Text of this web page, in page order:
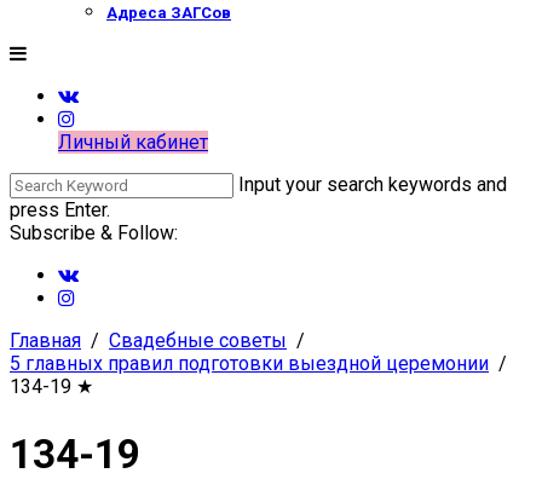
Адреса ЗАГСов
Личный кабинет
Input your search keywords and
press Enter.
Subscribe & Follow:
Главная
Свадебные советы
5 главных правил подготовки выездной церемонии
134-19 ★
134-19